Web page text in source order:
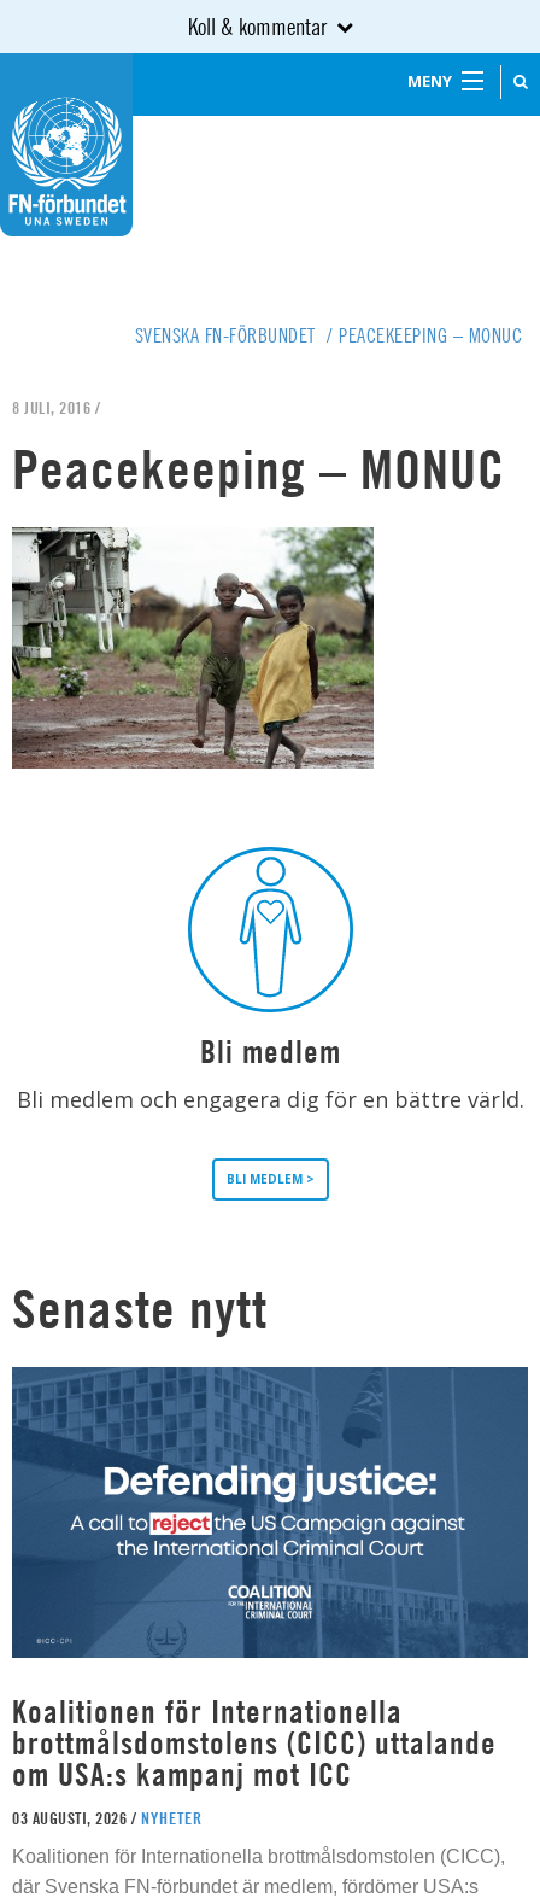
Koll & kommentar
MENY
SVENSKA FN-FÖRBUNDET / PEACEKEEPING – MONUC
8 JULI, 2016 /
Peacekeeping – MONUC
Bli medlem
Bli medlem och engagera dig för en bättre värld.
BLI MEDLEM >
Senaste nytt
Koalitionen för Internationella
brottmålsdomstolens (CICC) uttalande
om USA:s kampanj mot ICC
03 AUGUSTI, 2026 / NYHETER
Koalitionen för Internationella brottmålsdomstolen (CICC),
där Svenska FN-förbundet är medlem, fördömer USA:s